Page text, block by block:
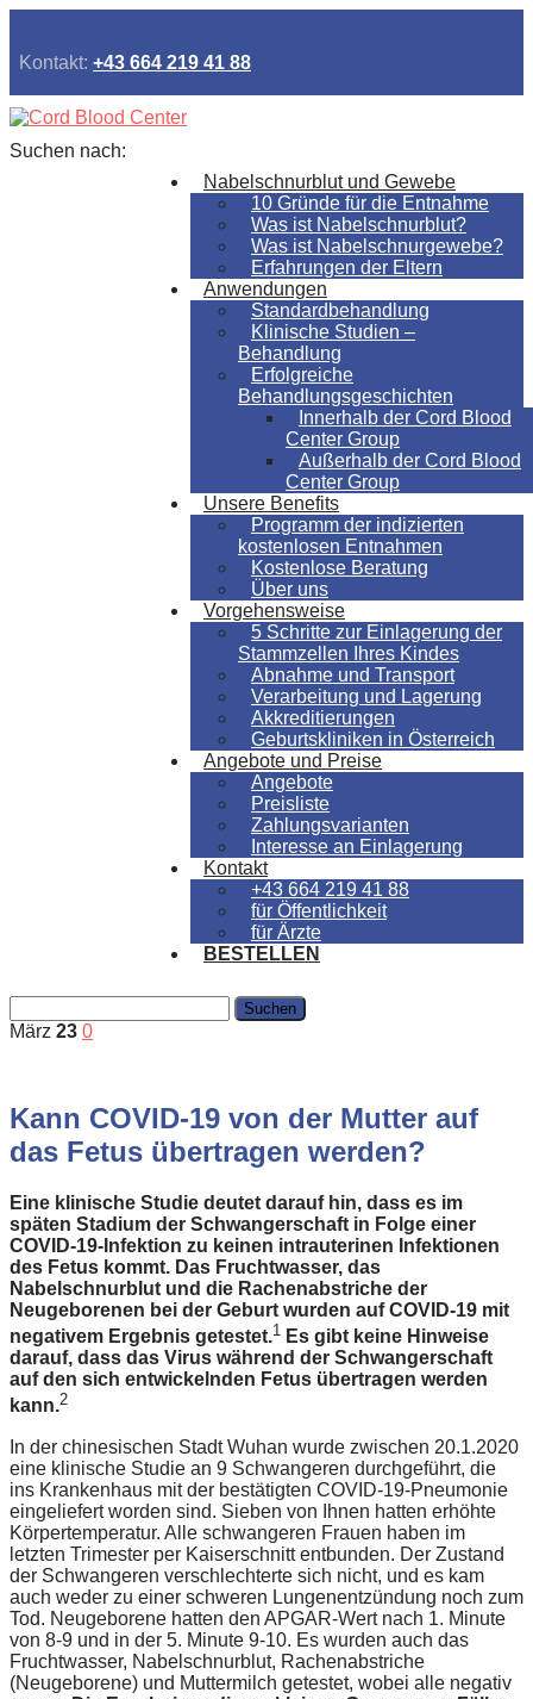
Kontakt: +43 664 219 41 88
Nabelschnurblut und Gewebe
10 Gründe für die Entnahme
Was ist Nabelschnurblut?
Was ist Nabelschnurgewebe?
Erfahrungen der Eltern
Anwendungen
Standardbehandlung
Klinische Studien –
Behandlung
Erfolgreiche
Behandlungsgeschichten
Innerhalb der Cord Blood
Center Group
Außerhalb der Cord Blood
Center Group
Unsere Benefits
Programm der indizierten
kostenlosen Entnahmen
Kostenlose Beratung
Über uns
Vorgehensweise
5 Schritte zur Einlagerung der
Stammzellen Ihres Kindes
Abnahme und Transport
Verarbeitung und Lagerung
Akkreditierungen
Geburtskliniken in Österreich
Angebote und Preise
Angebote
Preisliste
Zahlungsvarianten
Interesse an Einlagerung
Kontakt
+43 664 219 41 88
für Öffentlichkeit
für Ärzte
BESTELLEN
Suchen nach:
März 23 0
Kann COVID-19 von der Mutter auf
das Fetus übertragen werden?
Eine klinische Studie deutet darauf hin, dass es im
späten Stadium der Schwangerschaft in Folge einer
COVID-19-Infektion zu keinen intrauterinen Infektionen
des Fetus kommt. Das Fruchtwasser, das
Nabelschnurblut und die Rachenabstriche der
Neugeborenen bei der Geburt wurden auf COVID-19 mit
negativem Ergebnis getestet.1 Es gibt keine Hinweise
darauf, dass das Virus während der Schwangerschaft
auf den sich entwickelnden Fetus übertragen werden
kann.2
In der chinesischen Stadt Wuhan wurde zwischen 20.1.2020
eine klinische Studie an 9 Schwangeren durchgeführt, die
ins Krankenhaus mit der bestätigten COVID-19-Pneumonie
eingeliefert worden sind. Sieben von Ihnen hatten erhöhte
Körpertemperatur. Alle schwangeren Frauen haben im
letzten Trimester per Kaiserschnitt entbunden. Der Zustand
der Schwangeren verschlechterte sich nicht, und es kam
auch weder zu einer schweren Lungenentzündung noch zum
Tod. Neugeborene hatten den APGAR-Wert nach 1. Minute
von 8-9 und in der 5. Minute 9-10. Es wurden auch das
Fruchtwasser, Nabelschnurblut, Rachenabstriche
(Neugeborene) und Muttermilch getestet, wobei alle negativ